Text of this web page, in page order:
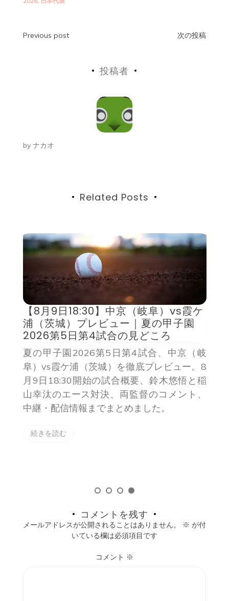
投
シ
Previous post 次の投稿
投稿者
by ナカオ
Related Posts
【8月9日18:30】中京（岐阜）vs霞ケ
浦（茨城）プレビュー｜夏の甲子園
2026第5日第4試合の見どころ
夏の甲子園2026第5日第4試合、中京（岐
阜）vs霞ケ浦（茨城）を徹底プレビュー。8
月9日18:30開始の試合概要、鈴木悠悟と稲
山幸汰のエース対決、両監督のコメント、
中継・配信情報までまとめました。
続きを読む
コメントを残す
メールアドレスが公開されることはありません。 ※ が付
いている欄は必須項目です
コメント ※